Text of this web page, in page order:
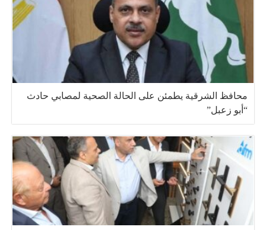
محافظ الشرقية يطمئن على الحالة الصحية لمصابي حادث
“أبو زعبل”